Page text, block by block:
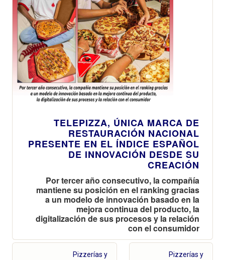
TELEPIZZA, ÚNICA MARCA DE
RESTAURACIÓN NACIONAL
PRESENTE EN EL ÍNDICE ESPAÑOL
DE INNOVACIÓN DESDE SU
CREACIÓN
Por tercer año consecutivo, la compañía
mantiene su posición en el ranking gracias
a un modelo de innovación basado en la
mejora continua del producto, la
digitalización de sus procesos y la relación
con el consumidor
Pizzerías y
Pizzerías y